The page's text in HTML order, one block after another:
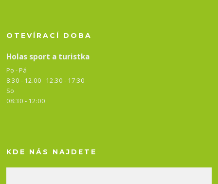
OTEVÍRACÍ DOBA
Holas sport a turistka
Po - Pá
8:30 - 12.00 12.30 - 17:30
So
08:30 - 12:00
KDE NÁS NAJDETE